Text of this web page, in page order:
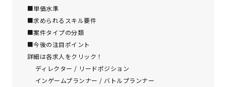
■単価水準
■求められるスキル要件
■案件タイプの分類
■今後の注目ポイント
詳細は各求人をクリック！
ディレクター / リードポジション
インゲームプランナー / バトルプランナー